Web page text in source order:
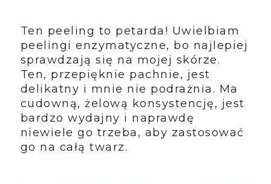
Ten peeling to petarda! Uwielbiam
peelingi enzymatyczne, bo najlepiej
sprawdzają się na mojej skórze.
Ten, przepięknie pachnie, jest
delikatny i mnie nie podrażnia. Ma
cudowną, żelową konsystencję, jest
bardzo wydajny i naprawdę
niewiele go trzeba, aby zastosować
go na całą twarz.